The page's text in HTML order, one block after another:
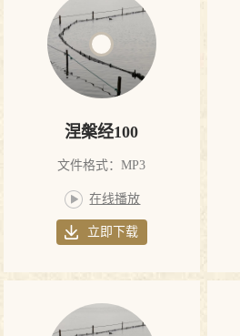
涅槃经100
文件格式：MP3
在线播放
立即下载